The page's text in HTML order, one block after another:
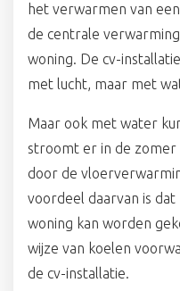
het verwarmen van
de centrale
woning. De cv-
met lucht, maar met
Maar ook met water
stroomt er in de
door de
voordeel daarvan is
woning kan worden
wijze van koelen
de cv-installatie.